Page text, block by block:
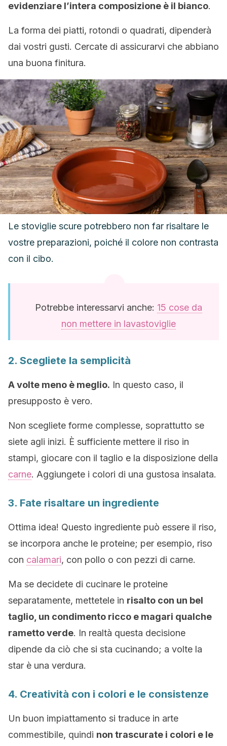
evidenziare l’intera composizione è il bianco.
La forma dei piatti, rotondi o quadrati, dipenderà
dai vostri gusti. Cercate di assicurarvi che abbiano
una buona finitura.
Le stoviglie scure potrebbero non far risaltare le
vostre preparazioni, poiché il colore non contrasta
con il cibo.
Potrebbe interessarvi anche: 15 cose da
non mettere in lavastoviglie
2. Scegliete la semplicità
A volte meno è meglio. In questo caso, il
presupposto è vero.
Non scegliete forme complesse, soprattutto se
siete agli inizi. È sufficiente mettere il riso in
stampi, giocare con il taglio e la disposizione della
carne. Aggiungete i colori di una gustosa insalata.
3. Fate risaltare un ingrediente
Ottima idea! Questo ingrediente può essere il riso,
se incorpora anche le proteine; per esempio, riso
con calamari, con pollo o con pezzi di carne.
Ma se decidete di cucinare le proteine
separatamente, mettetele in risalto con un bel
taglio, un condimento ricco e magari qualche
rametto verde. In realtà questa decisione
dipende da ciò che si sta cucinando; a volte la
star è una verdura.
4. Creatività con i colori e le consistenze
Un buon impiattamento si traduce in arte
commestibile, quindi non trascurate i colori e le